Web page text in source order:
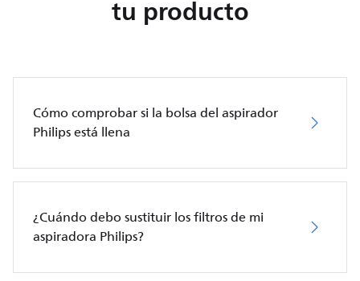
tu producto
Cómo comprobar si la bolsa del aspirador
Philips está llena
¿Cuándo debo sustituir los filtros de mi
aspiradora Philips?